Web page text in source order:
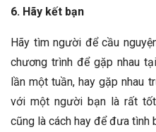
6. Hãy kết bạn
Hãy tìm người để cầu
chương trình để gặp nhau
lần một tuần, hay gặp nhau
với một người bạn là rất
cũng là cách hay để đưa tình